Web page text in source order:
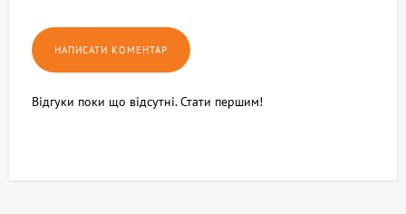
Відгуки поки що відсутні. Стати першим!